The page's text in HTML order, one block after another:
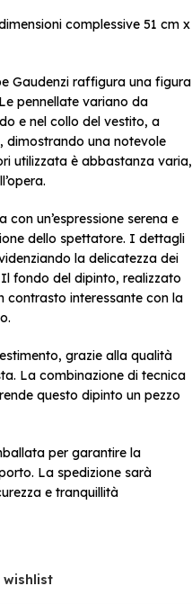
complessive 51 cm x
Gaudenzi raffigura una figura
pennellate variano da
e nel collo del vestito, a
dimostrando una notevole
utilizzata è abbastanza varia,
un’espressione serena e
dello spettatore. I dettagli
la delicatezza dei
fondo del dipinto, realizzato
contrasto interessante con la
grazie alla qualità
La combinazione di tecnica
questo dipinto un pezzo
per garantire la
La spedizione sarà
e tranquillità
wishlist